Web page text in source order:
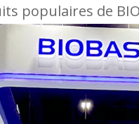
populaires de